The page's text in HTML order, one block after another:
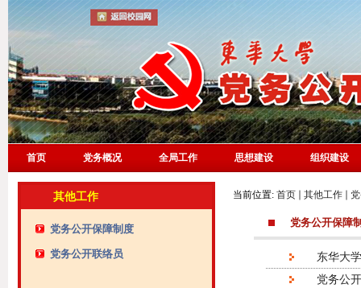
首页 党务概况 全局工作 思想建设 组织建设
其他工作
党务公开保障制度
党务公开联络员
当前位置: 首页 其他工作
党务公开保障
东华大
党务公